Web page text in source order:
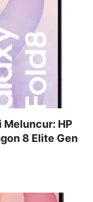
Meluncur: HP
8 Elite Gen